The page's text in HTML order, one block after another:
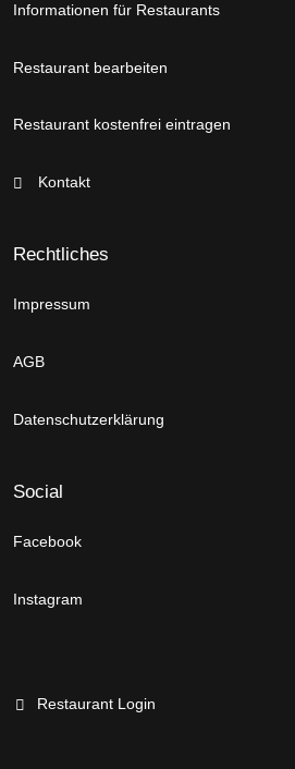
Informationen für Restaurants
Restaurant bearbeiten
Restaurant kostenfrei eintragen
Kontakt
Rechtliches
Impressum
AGB
Datenschutzerklärung
Social
Facebook
Instagram
Restaurant Login